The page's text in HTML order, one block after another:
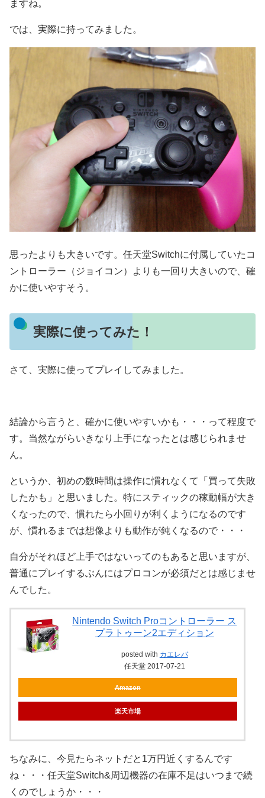
ますね。
では、実際に持ってみました。
思ったよりも大きいです。任天堂Switchに付属していたコ
ントローラー（ジョイコン）よりも一回り大きいので、確
かに使いやすそう。
実際に使ってみた！
さて、実際に使ってプレイしてみました。
結論から言うと、確かに使いやすいかも・・・って程度で
す。当然ながらいきなり上手になったとは感じられませ
ん。
というか、初めの数時間は操作に慣れなくて「買って失敗
したかも」と思いました。特にスティックの稼動幅が大き
くなったので、慣れたら小回りが利くようになるのです
が、慣れるまでは想像よりも動作が鈍くなるので・・・
自分がそれほど上手ではないってのもあると思いますが、
普通にプレイするぶんにはプロコンが必須だとは感じませ
んでした。
Nintendo Switch Proコントローラー ス
プラトゥーン2エディション
posted with カエレバ
任天堂 2017-07-21
Amazon
楽天市場
ちなみに、今見たらネットだと1万円近くするんです
ね・・・任天堂Switch&周辺機器の在庫不足はいつまで続
くのでしょうか・・・